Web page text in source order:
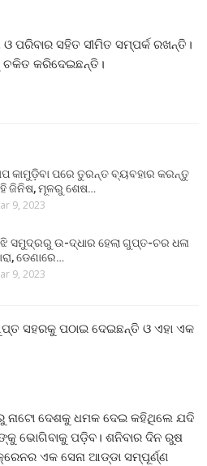
ପରିବାର ସହିତ ସୀମିତ ସମ୍ପର୍କ ରଖନ୍ତି।
ଚକିତ କରିଦେଇଛନ୍ତି।
କାମୁଡ଼ିବା ପରେ ତୁରନ୍ତ ବ୍ୟବହାର କରନ୍ତୁ
ଜିନିଷ, ମୂଳରୁ ଶେଷ…
9, 2023
ସମୁଦ୍ରରୁ ଉ-ଦ୍ଧାର ହେଲା ଗୁପ୍ତ-ଚର ଧଳା
ଡେଣାରେ…
9, 2023
ସହରକୁ ପଠାଇ ଦେଇଛନ୍ତି ଓ ଏହା ଏକ
ନାଟୋ ଦେଶକୁ ଧମକ ଦେଇ କହିଥିଲେ ଯଦି
ଭୋଗିବାକୁ ପଡ଼ିବ। ଶନିବାର ଦିନ ରୁଷ
ଏକ ସେନା ଆଡ୍ଡା ସମ୍ପୂର୍ଣ୍ଣ